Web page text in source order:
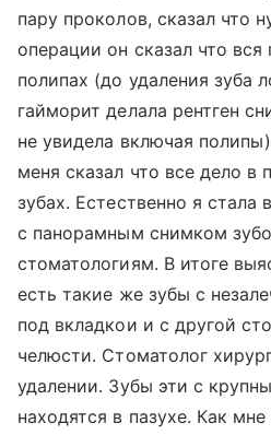
пару проколов, сказал что
операции он сказал что
полипах (до удаления зуба
гайморит делала рентген
не увидела включая
меня сказал что все дело в
зубах. Естественно я стала
с панорамным снимком
стоматологиям. В итоге
есть такие же зубы с
под вкладкои и с другой
челюсти. Стоматолог
удалении. Зубы эти с
находятся в пазухе. Как